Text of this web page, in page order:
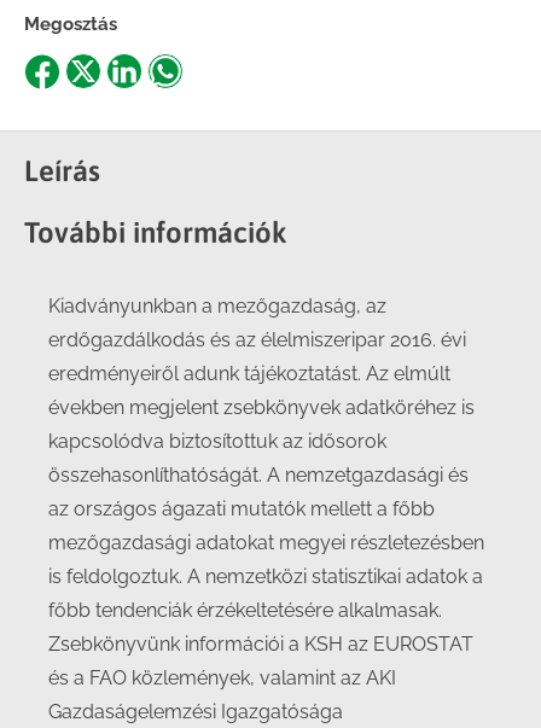
Megosztás
Share
Facebook
Share
X
ShareShare
Leírás
További információk
Kiadványunkban a mezőgazdaság, az
erdőgazdálkodás és az élelmiszeripar 2016. évi
eredményeiről adunk tájékoztatást. Az elmúlt
években megjelent zsebkönyvek adatköréhez is
kapcsolódva biztosítottuk az idősorok
összehasonlíthatóságát. A nemzetgazdasági és
az országos ágazati mutatók mellett a főbb
mezőgazdasági adatokat megyei részletezésben
is feldolgoztuk. A nemzetközi statisztikai adatok a
főbb tendenciák érzékeltetésére alkalmasak.
Zsebkönyvünk információi a KSH az EUROSTAT
és a FAO közlemények, valamint az AKI
Gazdaságelemzési Igazgatósága